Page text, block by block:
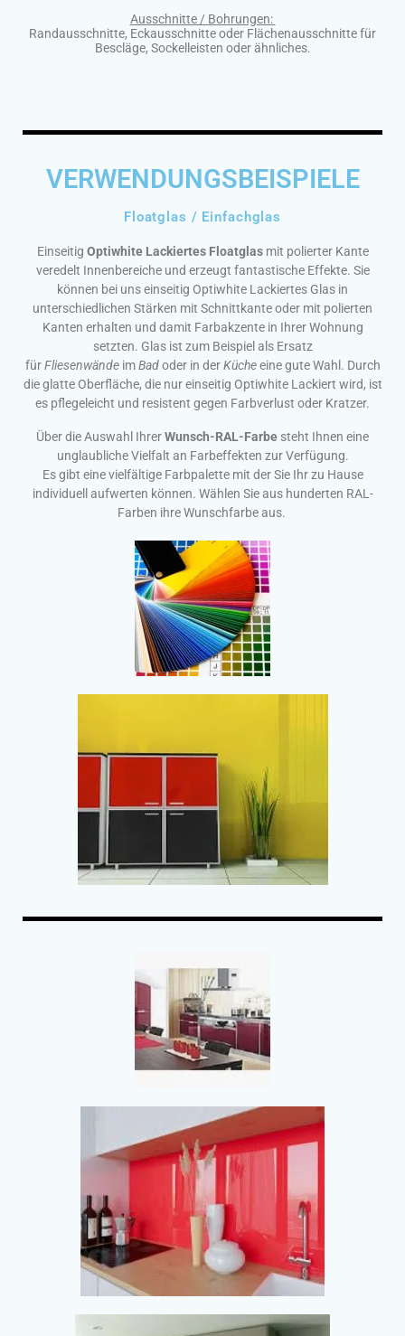
Ausschnitte / Bohrungen:
Randausschnitte, Eckausschnitte oder Flächenausschnitte für
Bescläge, Sockelleisten oder ähnliches.
VERWENDUNGSBEISPIELE
Floatglas / Einfachglas
Einseitig Optiwhite Lackiertes Floatglasmit polierter Kante
veredelt Innenbereiche und erzeugt fantastische Effekte. Sie
können bei uns einseitig Optiwhite Lackiertes Glas in
unterschiedlichen Stärken mit Schnittkante oder mit polierten
Kanten erhalten und damit Farbakzente in Ihrer Wohnung
setzten. Glas ist zum Beispiel als Ersatz
fürFliesenwändeimBadoder in derKücheeine gute Wahl. Durch
die glatte Oberfläche, die nur einseitig Optiwhite Lackiert wird, ist
es pflegeleicht und resistent gegen Farbverlust oder Kratzer.
Über die Auswahl IhrerWunsch-RAL-Farbe steht Ihnen eine
unglaubliche Vielfalt an Farbeffekten zur Verfügung.
Es gibt eine vielfältige Farbpalette mit der Sie Ihr zu Hause
individuell aufwerten können. Wählen Sie aus hunderten RAL-
Farben ihre Wunschfarbe aus.